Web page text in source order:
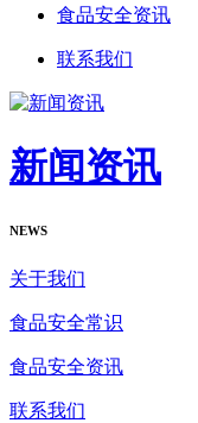
食品安全资讯
联系我们
新闻资讯
NEWS
关于我们
食品安全常识
食品安全资讯
联系我们